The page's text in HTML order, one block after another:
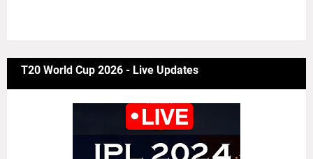
T20 World Cup 2026 - Live Updates